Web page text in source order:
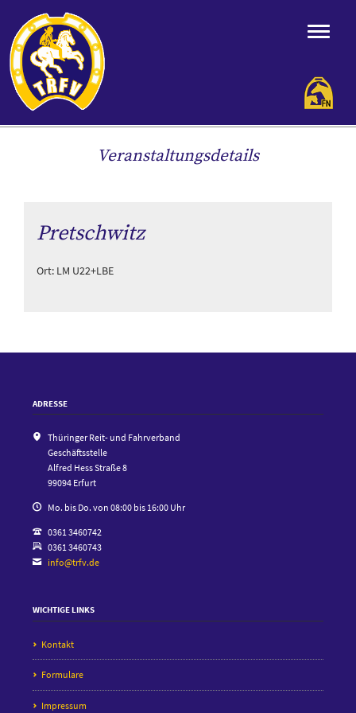
Veranstaltungsdetails
Pretschwitz
Ort: LM U22+LBE
ADRESSE
Thüringer Reit- und Fahrverband
Geschäftsstelle
Alfred Hess Straße 8
99094 Erfurt
Mo. bis Do. von 08:00 bis 16:00 Uhr
0361 3460742
0361 3460743
info@trfv.de
WICHTIGE LINKS
Kontakt
Formulare
Impressum